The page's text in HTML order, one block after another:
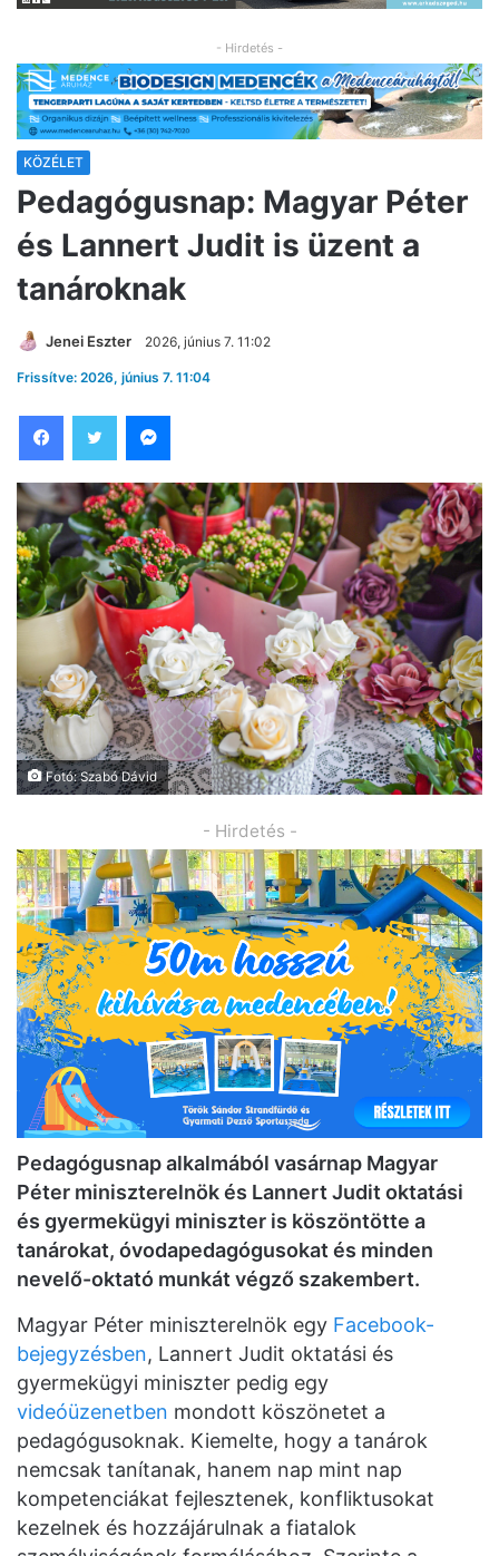
- Hirdetés -
KÖZÉLET
Pedagógusnap: Magyar Péter
és Lannert Judit is üzent a
tanároknak
Jenei Eszter 2026, június 7. 11:02
Frissítve: 2026, június 7. 11:04
Fotó: Szabó Dávid
- Hirdetés -
Pedagógusnap alkalmából vasárnap Magyar
Péter miniszterelnök és Lannert Judit oktatási
és gyermekügyi miniszter is köszöntötte a
tanárokat, óvodapedagógusokat és minden
nevelő-oktató munkát végző szakembert.
Magyar Péter miniszterelnök egy Facebook-
bejegyzésben, Lannert Judit oktatási és
gyermekügyi miniszter pedig egy
videóüzenetben mondott köszönetet a
pedagógusoknak. Kiemelte, hogy a tanárok
nemcsak tanítanak, hanem nap mint nap
kompetenciákat fejlesztenek, konfliktusokat
kezelnek és hozzájárulnak a fiatalok